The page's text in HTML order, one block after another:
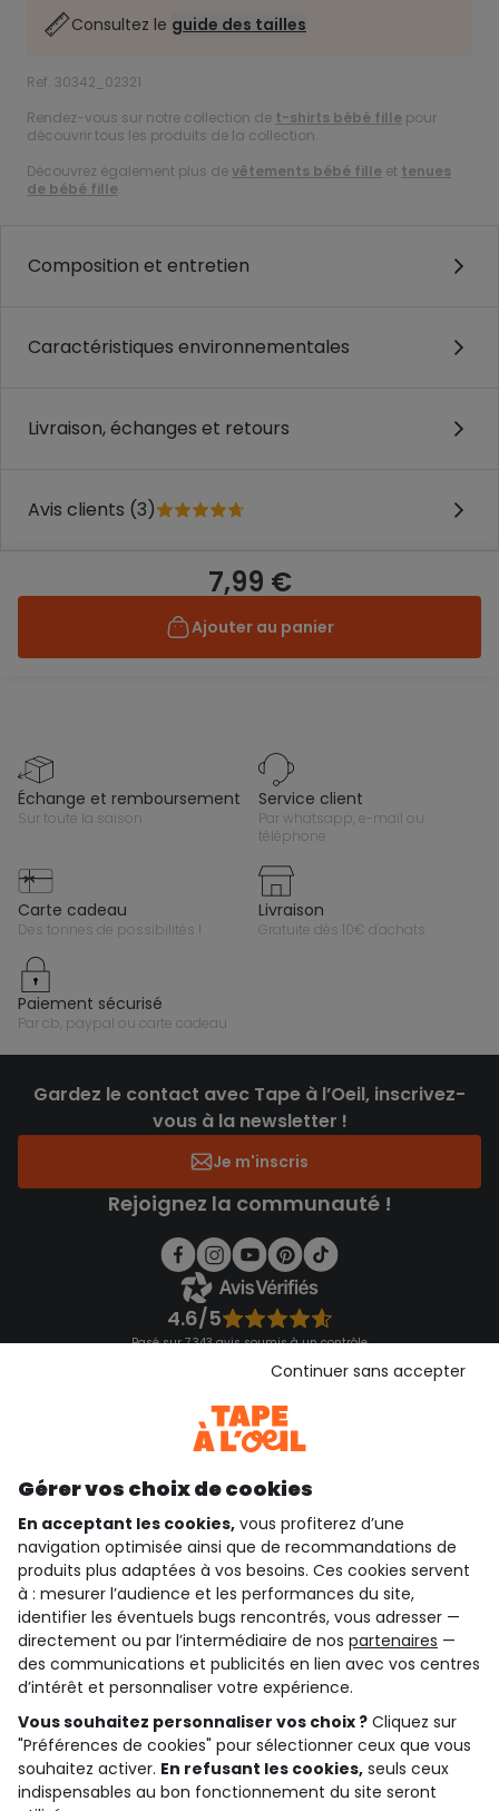
Consultez le guide des tailles
Ref. 30342_02321
Rendez-vous sur notre collection de t-shirts bébé fille pour
découvrir tous les produits de la collection.
Découvrez également plus devêtements bébé fille et tenues
de bébé fille.
Composition et entretien
Caractéristiques environnementales
Livraison, échanges et retours
Avis clients (3)
7,99 €
Ajouter au panier
échange et remboursement
sur toute la saison
service client
par whatsapp, e-mail ou
téléphone
carte cadeau
des tonnes de possibilités !
livraison
gratuite dès 10€ d'achats
paiement sécurisé
par cb, paypal ou carte cadeau
Gardez le contact avec Tape à l’Oeil, inscrivez-
vous à la newsletter !
Je m'inscris
Rejoignez la communauté !
4.6/5
Basé sur 7 343 avis soumis à un contrôle
Consulter les CGU
qui sommes-nous ?
besoin d'aide ?
le club fidélité
notre catalogue
Conditions générales de ventes et d'utilisation
Gérer vos choix de cookies
En acceptant les cookies, vous profiterez d’une
navigation optimisée ainsi que de recommandations de
produits plus adaptées à vos besoins. Ces cookies servent
à : mesurer l’audience et les performances du site,
identifier les éventuels bugs rencontrés, vous adresser —
directement ou par l’intermédiaire de nos partenaires —
des communications et publicités en lien avec vos centres
d’intérêt et personnaliser votre expérience.
Vous souhaitez personnaliser vos choix ? Cliquez sur
"Préférences de cookies" pour sélectionner ceux que vous
souhaitez activer. En refusant les cookies, seuls ceux
indispensables au bon fonctionnement du site seront
Continuer sans accepter